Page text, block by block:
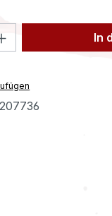
Gib den
In